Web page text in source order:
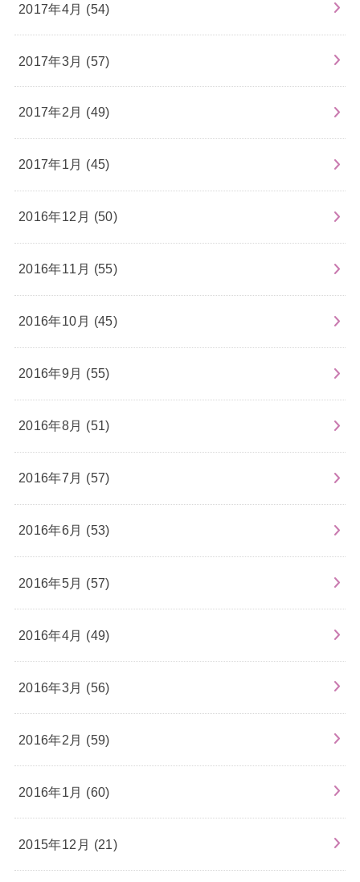
2017年4月 (54)
2017年3月 (57)
2017年2月 (49)
2017年1月 (45)
2016年12月 (50)
2016年11月 (55)
2016年10月 (45)
2016年9月 (55)
2016年8月 (51)
2016年7月 (57)
2016年6月 (53)
2016年5月 (57)
2016年4月 (49)
2016年3月 (56)
2016年2月 (59)
2016年1月 (60)
2015年12月 (21)